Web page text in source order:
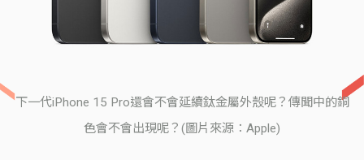
下一代iPhone 15 Pro還會不會延續鈦金屬外殼呢？傳聞中的銅
色會不會出現呢？(圖片來源：Apple)